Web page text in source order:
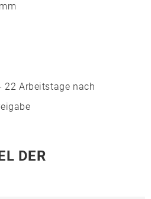
22 Arbeitstage nach
DER